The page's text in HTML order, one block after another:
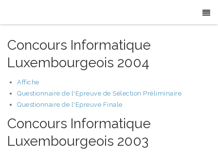
Concours Informatique
Luxembourgeois 2004
Affiche
Questionnaire de l'Epreuve de Sélection Préliminaire
Questionnaire de l'Epreuve Finale
Concours Informatique
Luxembourgeois 2003